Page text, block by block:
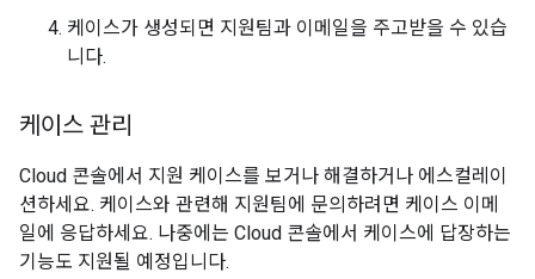
케이스가 생성되면 지원팀과 이메일을 주고받을 수 있습
니다.
케이스 관리
Cloud 콘솔에서 지원 케이스를 보거나 해결하거나 에스컬레이
션하세요. 케이스와 관련해 지원팀에 문의하려면 케이스 이메
일에 응답하세요. 나중에는 Cloud 콘솔에서 케이스에 답장하는
기능도 지원될 예정입니다.